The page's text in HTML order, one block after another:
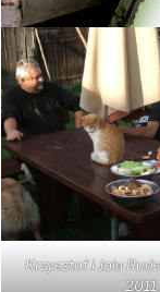
Krzysztof i Jola
2011